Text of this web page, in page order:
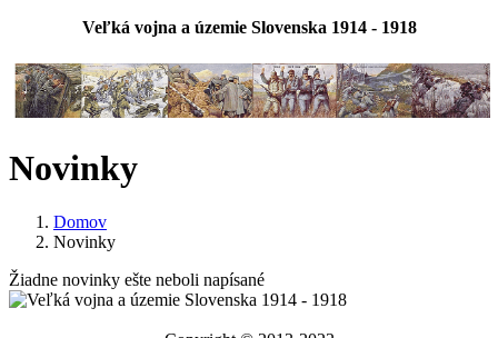
Veľká vojna a územie Slovenska 1914 - 1918
Novinky
Domov
Novinky
Žiadne novinky ešte neboli napísané